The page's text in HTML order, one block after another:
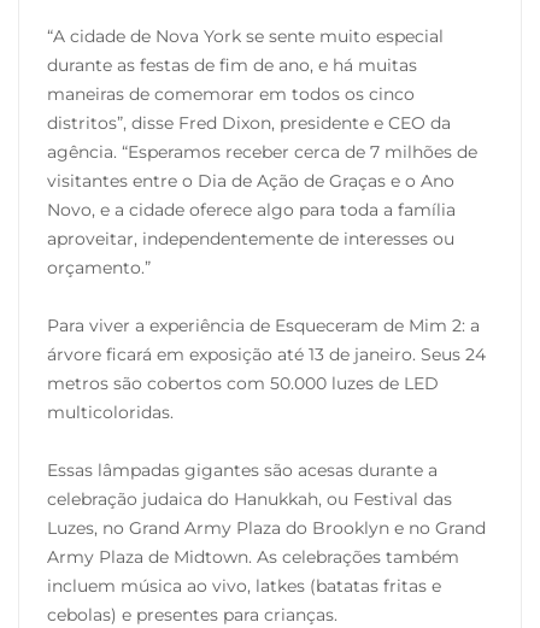
“A cidade de Nova York se sente muito especial
durante as festas de fim de ano, e há muitas
maneiras de comemorar em todos os cinco
distritos”, disse Fred Dixon, presidente e CEO da
agência. “Esperamos receber cerca de 7 milhões de
visitantes entre o Dia de Ação de Graças e o Ano
Novo, e a cidade oferece algo para toda a família
aproveitar, independentemente de interesses ou
orçamento.”
Para viver a experiência de Esqueceram de Mim 2: a
árvore ficará em exposição até 13 de janeiro. Seus 24
metros são cobertos com 50.000 luzes de LED
multicoloridas.
Essas lâmpadas gigantes são acesas durante a
celebração judaica do Hanukkah, ou Festival das
Luzes, no Grand Army Plaza do Brooklyn e no Grand
Army Plaza de Midtown. As celebrações também
incluem música ao vivo, latkes (batatas fritas e
cebolas) e presentes para crianças.